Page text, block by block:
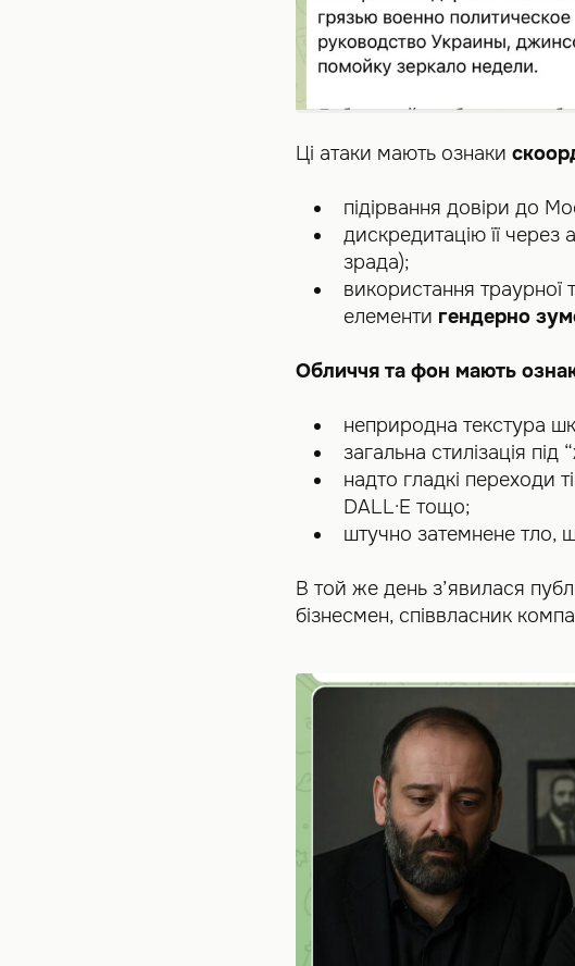
Ці атаки мають ознаки
підірвання довіри до
дискредитацію її через
зрада);
використання
елементи гендерно
Обличчя та фон мають
неприродна текстура
загальна стилізація
надто гладкі переходи
DALL·E тощо;
штучно затемнене тло,
В той же день з’явилася
бізнесмен, співвласник